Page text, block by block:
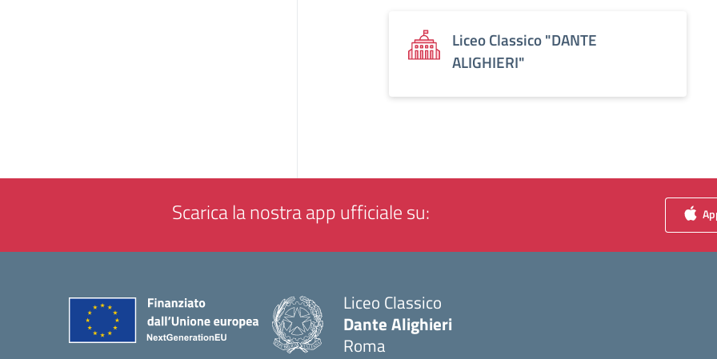
Liceo Classico "DANTE
ALIGHIERI"
Scarica la nostra app ufficiale su:
Liceo Classico
Dante Alighieri
Roma